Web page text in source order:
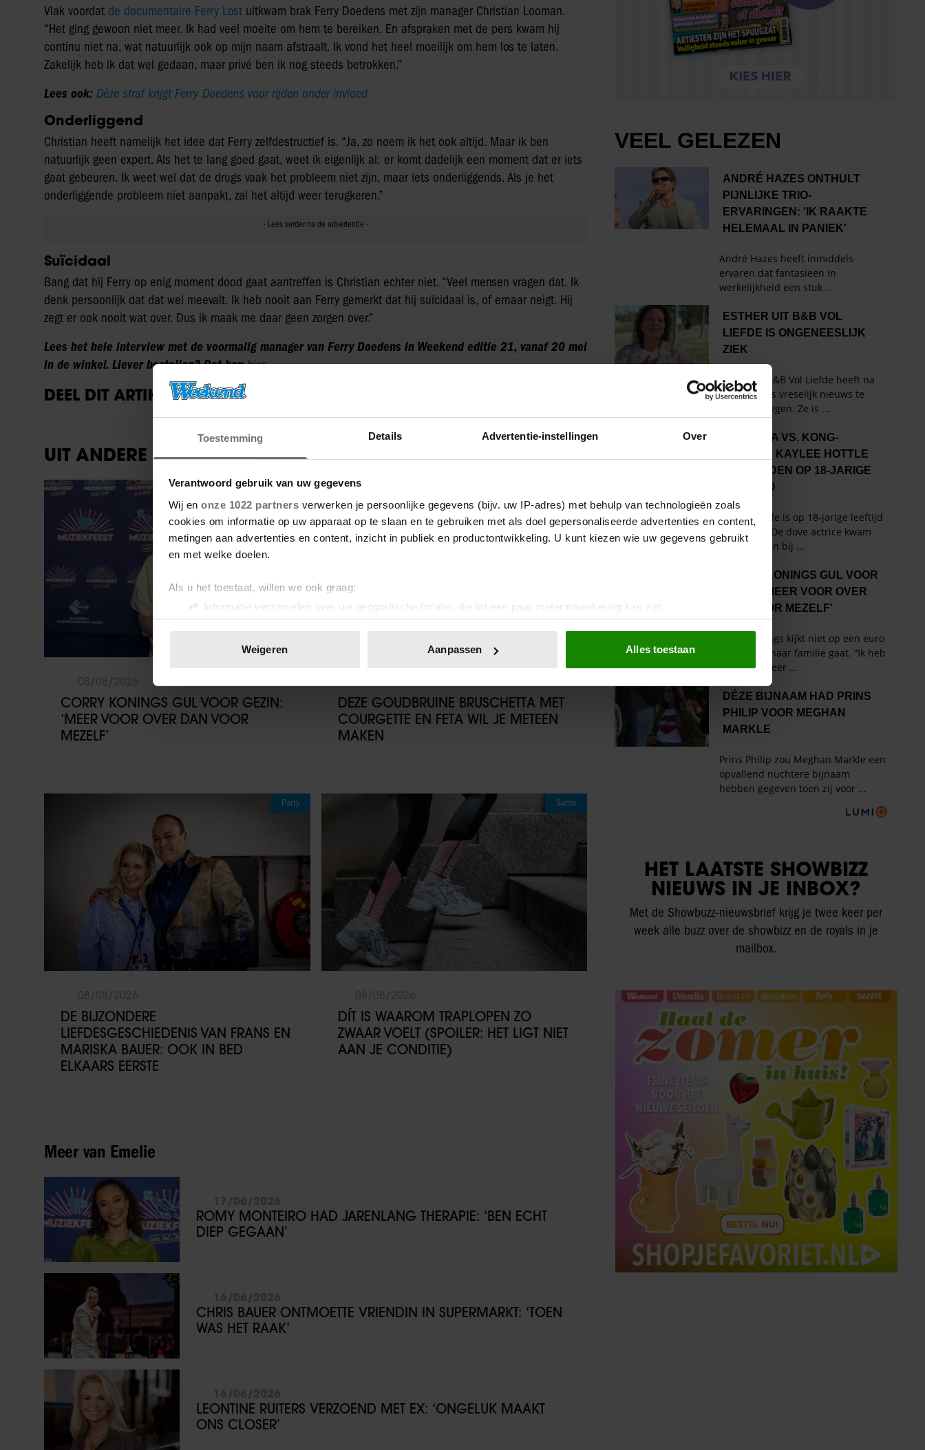
Toestemming Details Advertentie-instellingen Over
Verantwoord gebruik van uw gegevens
Wij en onze 1022 partners verwerken je persoonlijke gegevens (bijv. uw IP-adres) met behulp van technologieën zoals
cookies om informatie op uw apparaat op te slaan en te gebruiken met als doel gepersonaliseerde advertenties en content,
metingen aan advertenties en content, inzicht in publiek en productontwikkeling. U kunt kiezen wie uw gegevens gebruikt
en met welke doelen.
Als u het toestaat, willen we ook graag:
Informatie verzamelen over uw geografische locatie, die tot een paar meter nauwkeurig kan zijn
Uw apparaat identificeren door het actief te scannen op specifieke eigenschappen (fingerprinting)
toestemming op elk moment wijzigen of intrekken in de Cookieverklaring.
We gebruiken cookies om content en advertenties te personaliseren, om functies voor social media te bieden en om ons
websiteverkeer te analyseren. Ook delen we informatie over uw gebruik van onze site met onze partners voor social
media, adverteren en analyse. Deze partners kunnen deze gegevens combineren met andere informatie die u aan ze heeft
verstrekt of die ze hebben verzameld op basis van uw gebruik van hun services. U gaat akkoord met onze cookies als u
Weigeren Aanpassen Alles toestaan
Vlak voordat de documentaire Ferry Lost uitkwam brak Ferry Doedens met zijn manager Christian Looman.
“Het ging gewoon niet meer. Ik had veel moeite om hem te bereiken. En afspraken met de pers kwam hij
continu niet na, wat natuurlijk ook op mijn naam afstraalt. Ik vond het heel moeilijk om hem los te laten.
Zakelijk heb ik dat wel gedaan, maar privé ben ik nog steeds betrokken.”
Lees ook: Déze straf krijgt Ferry Doedens voor rijden onder invloed
Onderliggend
Christian heeft namelijk het idee dat Ferry zelfdestructief is. “Ja, zo noem ik het ook altijd. Maar ik ben
natuurlijk geen expert. Als het te lang goed gaat, weet ik eigenlijk al: er komt dadelijk een moment dat er iets
gaat gebeuren. Ik weet wel dat de drugs vaak het probleem niet zijn, maar iets onderliggends. Als je het
onderliggende probleem niet aanpakt, zal het altijd weer terugkeren.”
Suïcidaal
Bang dat hij Ferry op enig moment dood gaat aantreffen is Christian echter niet. “Veel mensen vragen dat. Ik
denk persoonlijk dat dat wel meevalt. Ik heb nooit aan Ferry gemerkt dat hij suïcidaal is, of ernaar neigt. Hij
zegt er ook nooit wat over. Dus ik maak me daar geen zorgen over.”
Lees het hele interview met de voormalig manager van Ferry Doedens in Weekend editie 21, vanaf 20 mei
in de winkel. Liever bestellen? Dat kanhier.
DEEL DIT ARTIKEL OP SOCIAL MEDIA!
UIT ANDERE MEDIA
Weekend
CORRY KONINGS GUL VOOR GEZIN:
‘MEER VOOR OVER DAN VOOR
MEZELF’
DEZE GOUDBRUINE BRUSCHETTA MET
COURGETTE EN FETA WIL JE METEEN
MAKEN
Party
DE BIJZONDERE
LIEFDESGESCHIEDENIS VAN FRANS EN
MARISKA BAUER: OOK IN BED
ELKAARS EERSTE
Sante
DÍT IS WAAROM TRAPLOPEN ZO
ZWAAR VOELT (SPOILER: HET LIGT NIET
AAN JE CONDITIE)
Meer van Emelie
ROMY MONTEIRO HAD JARENLANG THERAPIE: ‘BEN ECHT
DIEP GEGAAN’
CHRIS BAUER ONTMOETTE VRIENDIN IN SUPERMARKT: ‘TOEN
WAS HET RAAK’
LEONTINE RUITERS VERZOEND MET EX: ‘ONGELUK MAAKT
ONS CLOSER’
HET LAATSTE SHOWBIZZ
NIEUWS IN JE INBOX?
Met de Showbuzz-nieuwsbrief krijg je twee keer per
week alle buzz over de showbizz en de royals in je
mailbox.